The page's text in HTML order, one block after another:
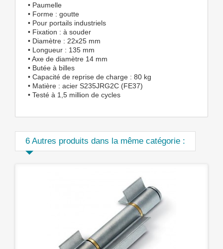
• Paumelle
• Forme : goutte
• Pour portails industriels
• Fixation : à souder
• Diamètre : 22x25 mm
• Longueur : 135 mm
• Axe de diamètre 14 mm
• Butée à billes
• Capacité de reprise de charge : 80 kg
• Matière : acier S235JRG2C (FE37)
• Testé à 1,5 million de cycles
6 Autres produits dans la même catégorie :